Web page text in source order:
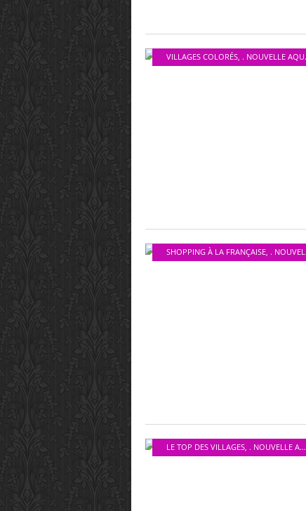
VILLAGES COLORÉS . NOUVELLE AQUITAINE
SHOPPING À LA FRANÇAISE . NOUVELLE AQUITAINE
LE TOP DES VILLAGES . NOUVELLE AQUITAINE